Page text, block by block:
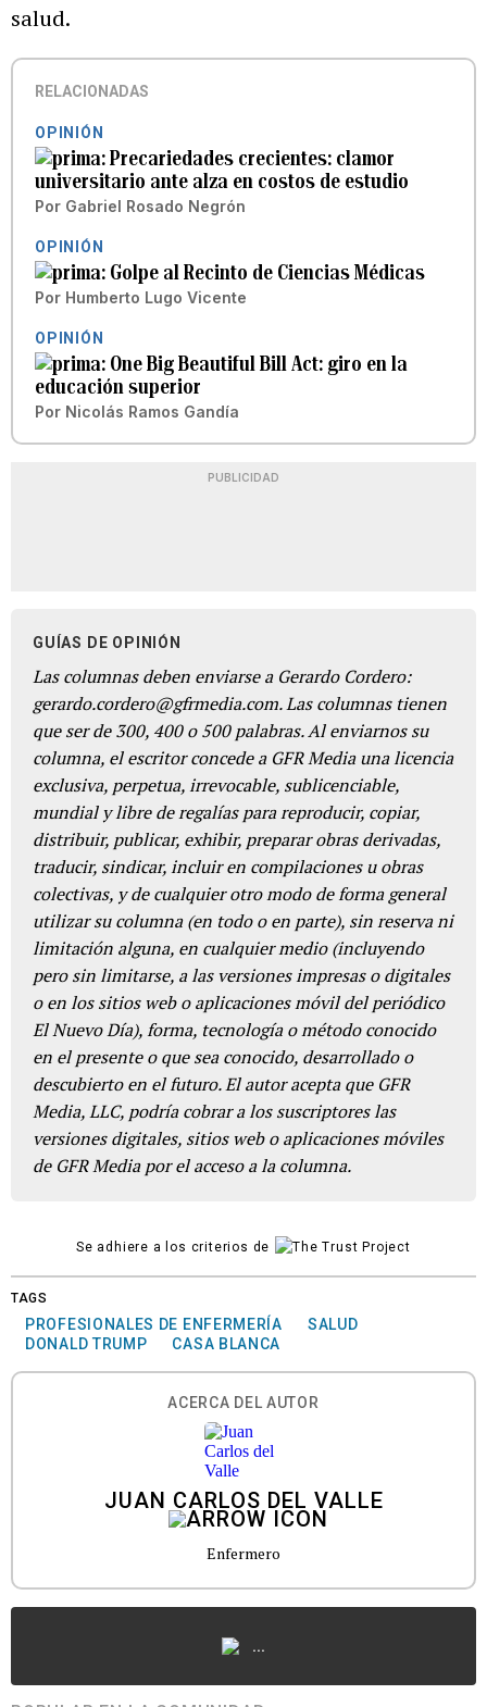
salud.
RELACIONADAS
OPINIÓN
Precariedades crecientes: clamor
universitario ante alza en costos de estudio
Por Gabriel Rosado Negrón
OPINIÓN
Golpe al Recinto de Ciencias Médicas
Por Humberto Lugo Vicente
OPINIÓN
One Big Beautiful Bill Act: giro en la
educación superior
Por Nicolás Ramos Gandía
PUBLICIDAD
GUÍAS DE OPINIÓN
Las columnas deben enviarse a Gerardo Cordero:
gerardo.cordero@gfrmedia.com. Las columnas tienen
que ser de 300, 400 o 500 palabras. Al enviarnos su
columna, el escritor concede a GFR Media una licencia
exclusiva, perpetua, irrevocable, sublicenciable,
mundial y libre de regalías para reproducir, copiar,
distribuir, publicar, exhibir, preparar obras derivadas,
traducir, sindicar, incluir en compilaciones u obras
colectivas, y de cualquier otro modo de forma general
utilizar su columna (en todo o en parte), sin reserva ni
limitación alguna, en cualquier medio (incluyendo
pero sin limitarse, a las versiones impresas o digitales
o en los sitios web o aplicaciones móvil del periódico
El Nuevo Día), forma, tecnología o método conocido
en el presente o que sea conocido, desarrollado o
descubierto en el futuro. El autor acepta que GFR
Media, LLC, podría cobrar a los suscriptores las
versiones digitales, sitios web o aplicaciones móviles
de GFR Media por el acceso a la columna.
Se adhiere a los criterios de
TAGS
PROFESIONALES DE ENFERMERÍA
SALUD
DONALD TRUMP
CASA BLANCA
ACERCA DEL AUTOR
JUAN CARLOS DEL VALLE
Enfermero
...